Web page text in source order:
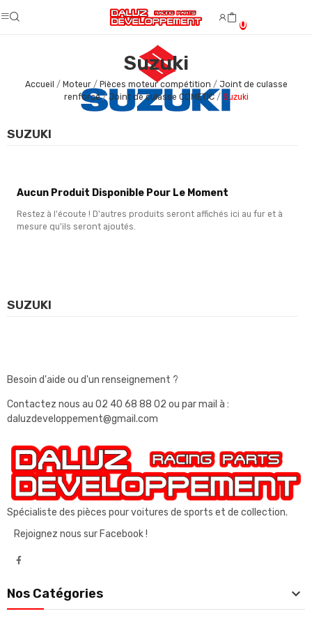
0
Suzuki
Accueil Moteur Pièces moteur compétition
Joint de culasse
renforcé
Joint de culasse COMETIC Suzuki
SUZUKI
SUZUKI
Aucun Produit Disponible Pour Le Moment
Restez à l'écoute ! D'autres produits seront affichés ici au fur et à
mesure qu'ils seront ajoutés.
Besoin d'aide ou d'un renseignement ?
Contactez nous au 02 40 68 88 02 ou par mail à :
daluzdeveloppement@gmail.com
Spécialiste des pièces pour voitures de sports et de collection.
Rejoignez nous sur Facebook !
Nos Catégories 